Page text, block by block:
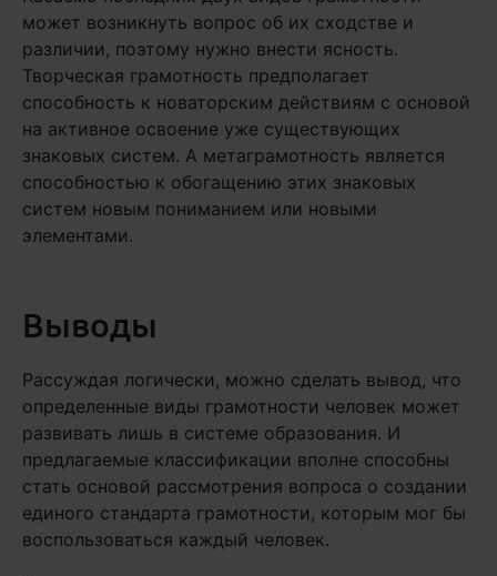
может возникнуть вопрос об их сходстве и
различии, поэтому нужно внести ясность.
Творческая грамотность предполагает
способность к новаторским действиям с основой
на активное освоение уже существующих
знаковых систем. А метаграмотность является
способностью к обогащению этих знаковых
систем новым пониманием или новыми
элементами.
Выводы
Рассуждая логически, можно сделать вывод, что
определенные виды грамотности человек может
развивать лишь в системе образования. И
предлагаемые классификации вполне способны
стать основой рассмотрения вопроса о создании
единого стандарта грамотности, которым мог бы
воспользоваться каждый человек.